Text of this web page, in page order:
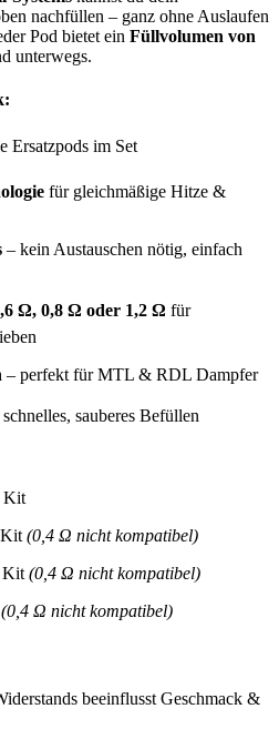
nachfüllen – ganz ohne Auslaufen
Pod bietet ein Füllvolumen von
unterwegs.
Ersatzpods im Set
für gleichmäßige Hitze &
– kein Austauschen nötig, einfach
Ω, 0,8 Ω oder 1,2 Ω für
– perfekt für MTL & RDL Dampfer
sauberes Befüllen
Kit
(0,4 Ω nicht kompatibel)
Kit (0,4 Ω nicht kompatibel)
(0,4 Ω nicht kompatibel)
beeinflusst Geschmack &